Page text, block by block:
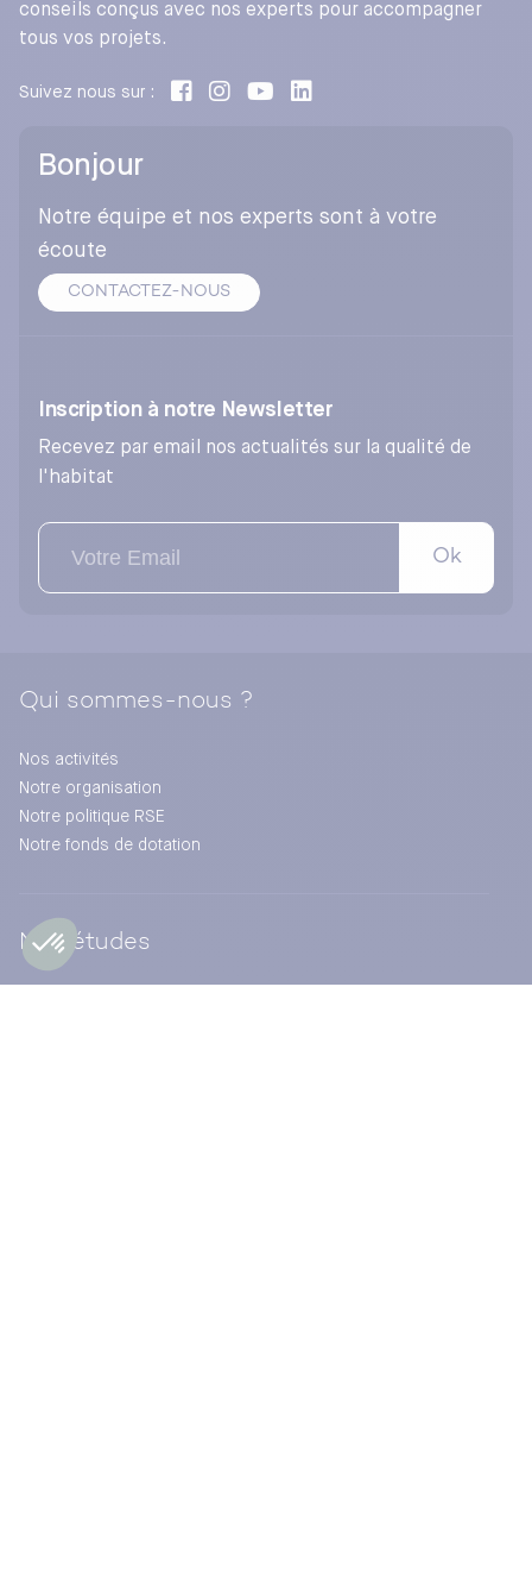
conseils conçus avec nos experts pour accompagner
tous vos projets.
Suivez nous sur :
Bonjour
Notre équipe et nos experts sont à votre
écoute
CONTACTEZ-NOUS
Inscription à notre Newsletter
Recevez par email nos actualités sur la qualité de
l'habitat
Ok
Qui sommes-nous ?
Nos activités
Notre organisation
Notre politique RSE
Notre fonds de dotation
Nos études